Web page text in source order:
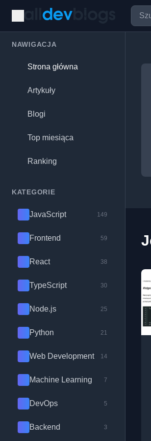
NAWIGACJA
Strona główna
Artykuły
Blogi
Top miesiąca
Ranking
KATEGORIE
JavaScript 149
Frontend 59
React 38
TypeScript 30
Node.js 25
Python 21
Web Development 14
Machine Learning 7
DevOps 5
Backend 3